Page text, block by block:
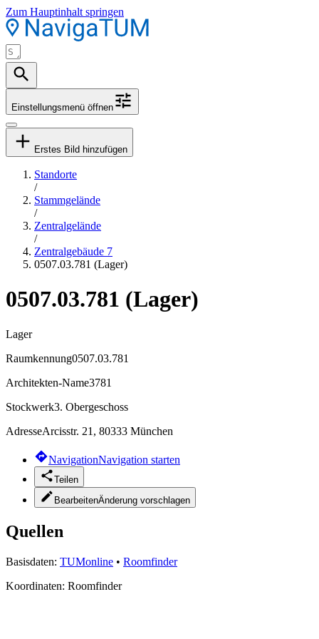
Zum Hauptinhalt springen
Einstellungsmenü öffnen
Erstes Bild hinzufügen
Standorte
/
Stammgelände
/
Zentralgelände
/
Zentralgebäude 7
0507.03.781 (Lager)
0507.03.781 (Lager)
Lager
Raumkennung0507.03.781
Architekten-Name3781
Stockwerk3. Obergeschoss
AdresseArcisstr. 21, 80333 München
NavigationNavigation starten
Teilen
BearbeitenÄnderung vorschlagen
Quellen
Basisdaten: TUMonline • Roomfinder
Koordinaten: Roomfinder